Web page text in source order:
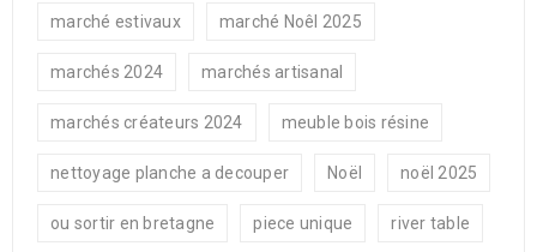
marché estivaux marché Noêl 2025
marchés 2024 marchés artisanal
marchés créateurs 2024 meuble bois résine
nettoyage planche a decouper Noël noël 2025
ou sortir en bretagne piece unique river table